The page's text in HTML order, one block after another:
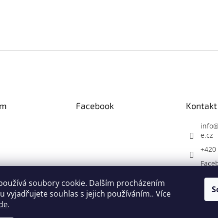
soubory cookie. Dalším procházením
vyjadřujete souhlas s jejich používáním.. Více
.
na
Instagramu
Facebook Kontakt
info
e.cz
+420